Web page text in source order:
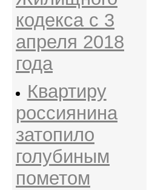
кодекса с 3
апреля 2018
года
Квартиру
россиянина
затопило
голубиным
пометом